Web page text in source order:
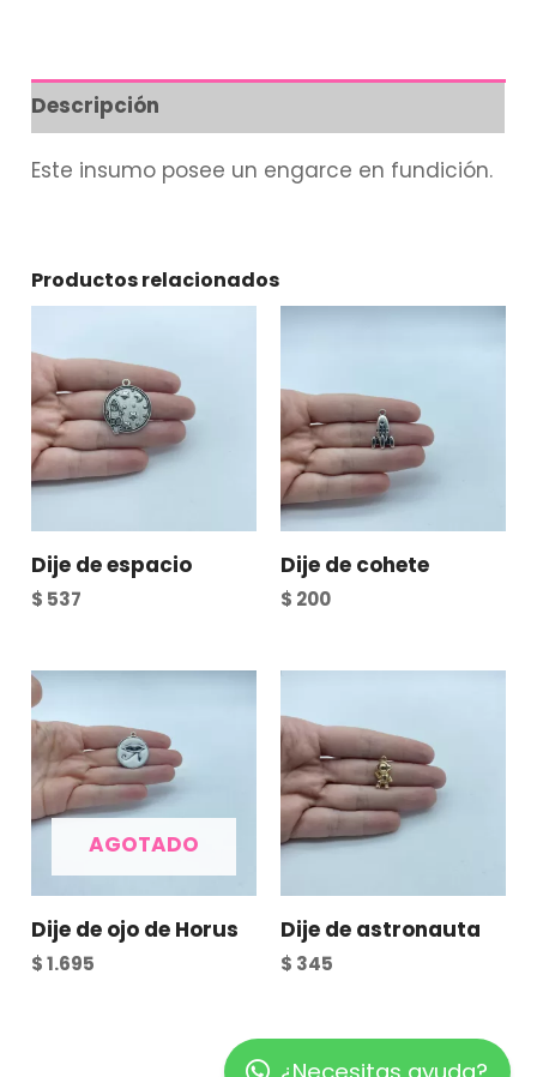
Descripción
Este insumo posee un engarce en fundición.
Productos relacionados
Dije de espacio
$ 537
Dije de cohete
$ 200
AGOTADO
Dije de ojo de Horus
$1.695
Dije de astronauta
$ 345